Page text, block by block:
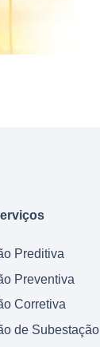
Preditiva
Preventiva
Corretiva
de Subestação